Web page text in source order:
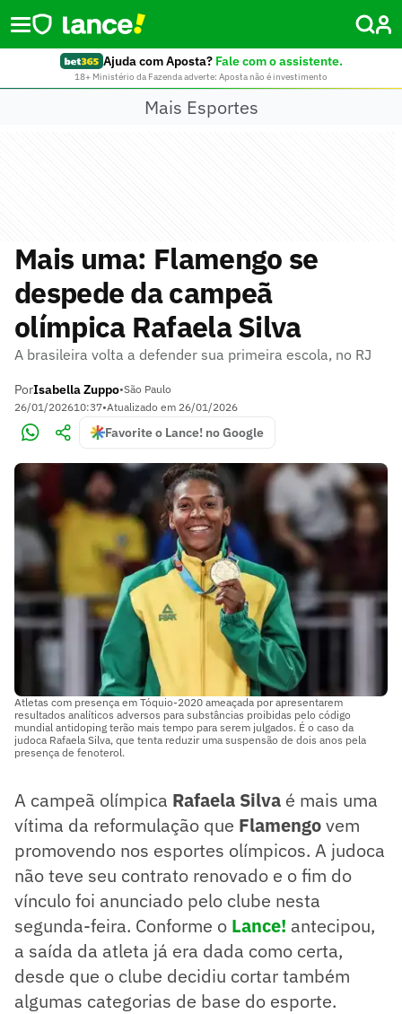
Ajuda com Aposta? Fale com o assistente.
18+ Ministério da Fazenda adverte: Aposta não é investimento
Mais Esportes
Mais uma: Flamengo se
despede da campeã
olímpica Rafaela Silva
A brasileira volta a defender sua primeira escola, no RJ
PorIsabella Zuppo•São Paulo
26/01/202610:37•Atualizado em 26/01/2026
Favorite o Lance! no Google
Atletas com presença em Tóquio-2020 ameaçada por apresentarem
resultados analíticos adversos para substâncias proibidas pelo código
mundial antidoping terão mais tempo para serem julgados. É o caso da
judoca Rafaela Silva, que tenta reduzir uma suspensão de dois anos pela
presença de fenoterol.
A campeã olímpica Rafaela Silva é mais uma
vítima da reformulação que Flamengovem
promovendo nos esportes olímpicos. A judoca
não teve seu contrato renovado e o fim do
vínculo foi anunciado pelo clube nesta
segunda-feira. Conforme o Lance! antecipou,
a saída da atleta já era dada como certa,
desde que o clube decidiu cortar também
algumas categorias de base do esporte.